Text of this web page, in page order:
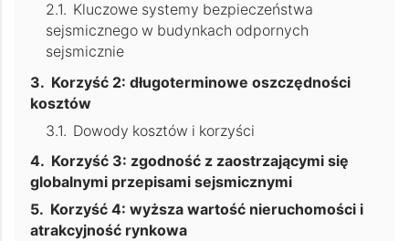
Kluczowe systemy bezpieczeństwa
sejsmicznego w budynkach odpornych
sejsmicznie
Korzyść 2: długoterminowe oszczędności
kosztów
Dowody kosztów i korzyści
Korzyść 3: zgodność z zaostrzającymi się
globalnymi przepisami sejsmicznymi
Korzyść 4: wyższa wartość nieruchomości i
atrakcyjność rynkowa